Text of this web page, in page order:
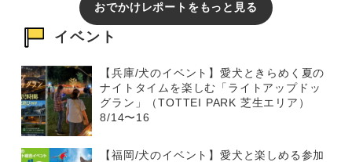
おでかけレポートをもっと見る
イベント
【兵庫/犬のイベント】愛犬ときらめく夏の
ナイトタイムを楽しむ「ライトアップドッ
グラン」（TOTTEI PARK 芝生エリア）
8/14〜16
【福岡/犬のイベント】愛犬と楽しめる参加